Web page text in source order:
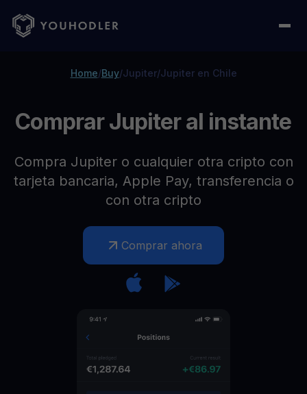
Home/Buy/Jupiter/Jupiter en Chile
Comprar Jupiter al instante
Compra Jupiter o cualquier otra cripto con
tarjeta bancaria, Apple Pay, transferencia o
con otra cripto
Comprar ahora